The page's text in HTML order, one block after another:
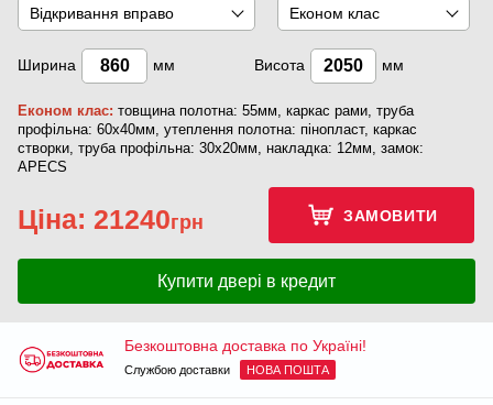
Відкривання вправо Економ клас
Ширина мм Висота мм
Економ клас: товщина полотна: 55мм, каркас рами, труба
профільна: 60х40мм, утеплення полотна: пінопласт, каркас
створки, труба профільна: 30х20мм, накладка: 12мм, замок:
APECS
Ціна: 21240грн ЗАМОВИТИ
Купити двері в кредит
Безкоштовна доставка по Україні!
Службою доставки НОВА ПОШТА